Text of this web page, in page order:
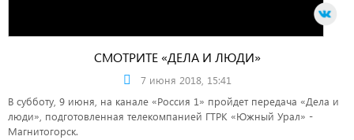
СМОТРИТЕ «ДЕЛА И ЛЮДИ»
7 июня 2018, 15:41
В субботу, 9 июня, на канале «Россия 1» пройдет передача «Дела и
люди», подготовленная телекомпанией ГТРК «Южный Урал» -
Магнитогорск.